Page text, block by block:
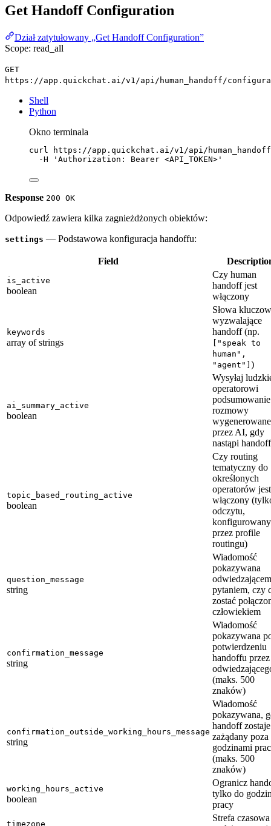
Get Handoff Configuration
Dział zatytułowany „Get Handoff Configuration”
Scope: read_all
GET
https://app.quickchat.ai/v1/api/human_handoff/
Shell
Python
Okno terminala
curl
https://app.quickchat.ai/v1/api/
-H
'Authorization: Bearer <API_TOKEN>'
Response 200 OK
Odpowiedź zawiera kilka zagnieżdżonych obiektów:
settings — Podstawowa konfiguracja handoffu:
Field
is_active
boolean
Czy human
handoff jest
włączony
keywords
array of strings
Słowa
wyzwalające
handoff (np.
["speak to
human",
"agent"] )
ai_summary_active
boolean
Wysyłaj
operatorowi
podsumowanie
rozmowy
wygenerowane
przez AI, gdy
nastąpi handoff
topic_based_routing_active
boolean
Czy routing
tematyczny do
określonych
operatorów jest
włączony
odczytu,
konfigurowany
przez profile
routingu)
question_message
string
Wiadomość
pokazywana
pytaniem, czy
zostać
człowiekiem
confirmation_message
string
Wiadomość
pokazywana
potwierdzeniu
handoffu przez
(maks. 500
znaków)
confirmation_outside_working_hours_message
string
Wiadomość
pokazywana,
handoff zostaje
zażądany poza
godzinami
(maks. 500
znaków)
working_hours_active
boolean
Ogranicz
tylko do
pracy
timezone
Strefa